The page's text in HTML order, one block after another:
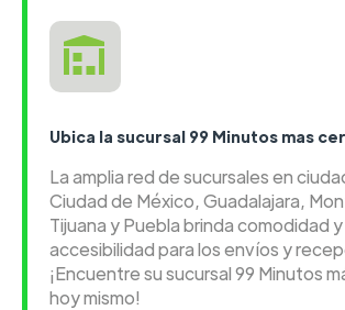
Ubica la sucursal 99 Minutos mas
La amplia red de sucursales en
Ciudad de México, Guadalajara,
Tijuana y Puebla brinda comodidad y
accesibilidad para los envíos y
¡Encuentre su sucursal 99 Minutos
hoy mismo!